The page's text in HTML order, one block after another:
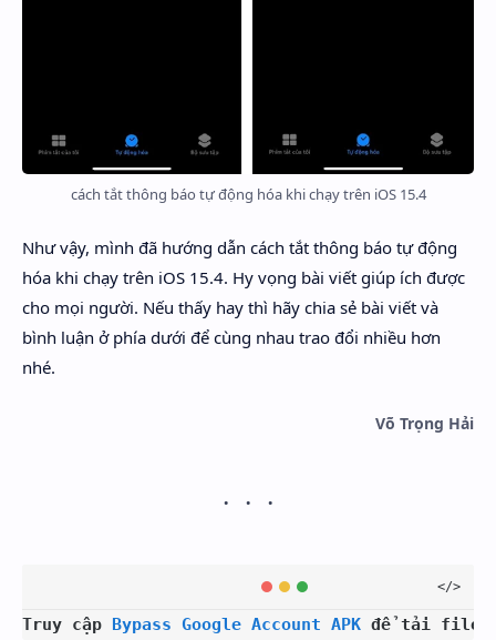
cách tắt thông báo tự động hóa khi chạy trên iOS 15.4
Như vậy, mình đã hướng dẫn cách tắt thông báo tự động
hóa khi chạy trên iOS 15.4. Hy vọng bài viết giúp ích được
cho mọi người. Nếu thấy hay thì hãy chia sẻ bài viết và
bình luận ở phía dưới để cùng nhau trao đổi nhiều hơn
nhé.
Võ Trọng Hải
Truy cập Bypass Google Account APK